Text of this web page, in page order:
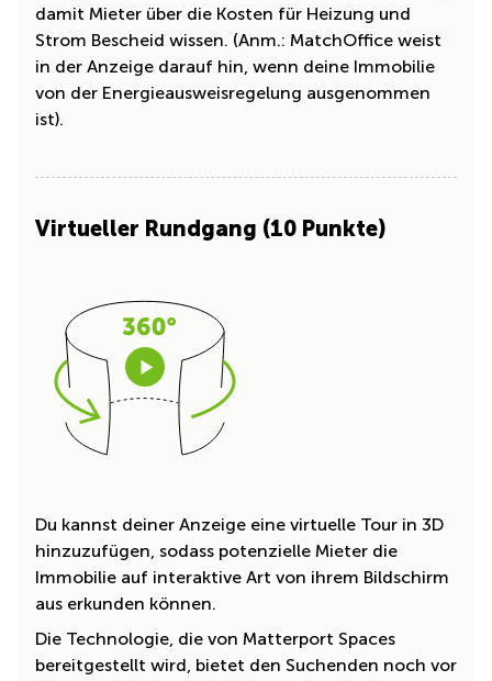
damit Mieter über die Kosten für Heizung und
Strom Bescheid wissen. (Anm.: MatchOffice weist
in der Anzeige darauf hin, wenn deine Immobilie
von der Energieausweisregelung ausgenommen
ist).
Virtueller Rundgang (10 Punkte)
Du kannst deiner Anzeige eine virtuelle Tour in 3D
hinzuzufügen, sodass potenzielle Mieter die
Immobilie auf interaktive Art von ihrem Bildschirm
aus erkunden können.
Die Technologie, die von Matterport Spaces
bereitgestellt wird, bietet den Suchenden noch vor